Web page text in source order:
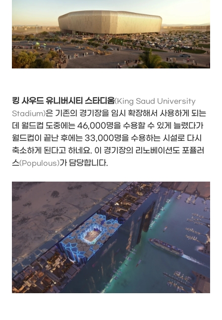
킹 사우드 유니버시티 스타디움(King Saud University
Stadium)은 기존의 경기장을 임시 확장해서 사용하게 되는
데 월드컵 도중에는 46,000명을 수용할 수 있게 늘렸다가
월드컵이 끝난 후에는 33,000명을 수용하는 시설로 다시
축소하게 된다고 하네요. 이 경기장의 리노베이션도 포퓰러
스(Populous)가 담당합니다.